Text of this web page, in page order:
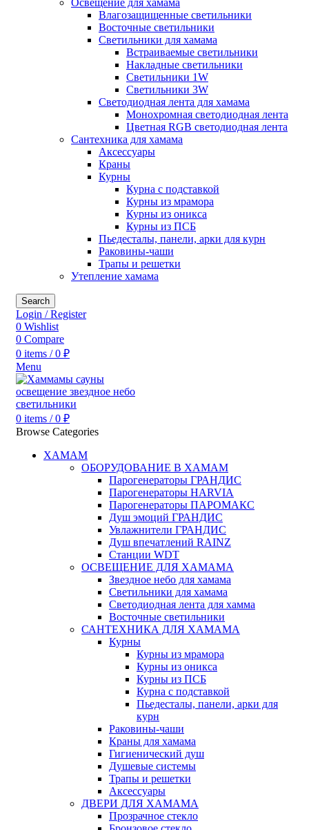
Освещение для хамама
Влагозащищенные светильники
Восточные светильники
Светильники для хамама
Встраиваемые светильники
Накладные светильники
Светильники 1W
Светильники 3W
Светодиодная лента для хамама
Монохромная светодиодная лента
Цветная RGB светодиодная лента
Сантехника для хамама
Аксессуары
Краны
Курны
Курна с подставкой
Курны из мрамора
Курны из оникса
Курны из ПСБ
Пьедесталы, панели, арки для курн
Раковины-чаши
Трапы и решетки
Утепление хамама
Search
Login / Register
0 Wishlist
0 Compare
0 items / 0 ₽
Menu
0 items / 0 ₽
Browse Categories
ХАМАМ
ОБОРУДОВАНИЕ В ХАМАМ
Парогенераторы ГРАНДИС
Парогенераторы HARVIA
Парогенераторы ПАРОМАКС
Душ эмоций ГРАНДИС
Увлажнители ГРАНДИС
Душ впечатлений RAINZ
Станции WDT
ОСВЕЩЕНИЕ ДЛЯ ХАМАМА
Звездное небо для хамама
Светильники для хамама
Светодиодная лента для хамма
Восточные светильники
САНТЕХНИКА ДЛЯ ХАМАМА
Курны
Курны из мрамора
Курны из оникса
Курны из ПСБ
Курна с подставкой
Пьедесталы, панели, арки для
курн
Раковины-чаши
Краны для хамама
Гигиенический душ
Душевые системы
Трапы и решетки
Аксессуары
ДВЕРИ ДЛЯ ХАМАМА
Прозрачное стекло